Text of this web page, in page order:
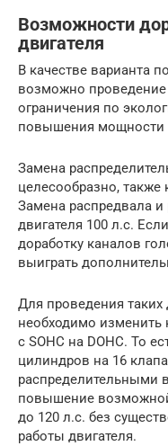
Возможности
двигателя
В качестве варианта
возможно проведение
ограничения по
повышения мощности
Замена
целесообразно, также
Замена распредвала и
двигателя 100 л.с.
доработку каналов
выиграть
Для проведения таких
необходимо изменить
с SOHC на DOHC. То
цилиндров на 16
распределительными
повышение
до 120 л.с. без
работы двигателя.